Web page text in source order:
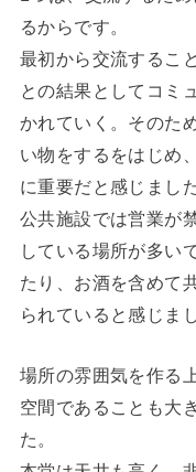
るからです。
最初から交流するこ
との結果としてコミ
かれていく。そのた
い物をするをはじめ
に重要だと感じました
公共施設では営業が
している場所が多い
たり、お酒を含めて
られていると感じま
場所の雰囲気を作る
空間であることも大
た。